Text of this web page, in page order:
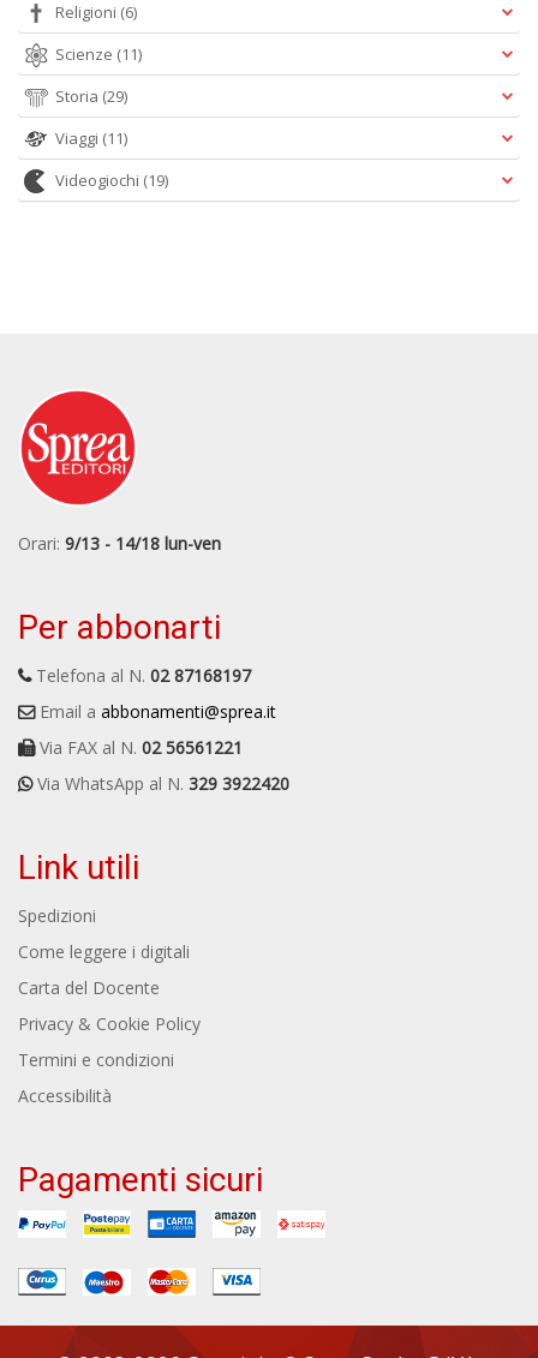
Religioni (6)
Scienze (11)
Storia (29)
Viaggi (11)
Videogiochi (19)
Orari: 9/13 - 14/18 lun-ven
Per abbonarti
Telefona al N. 02 87168197
Email a abbonamenti@sprea.it
Via FAX al N. 02 56561221
Via WhatsApp al N. 329 3922420
Link utili
Spedizioni
Come leggere i digitali
Carta del Docente
Privacy & Cookie Policy
Termini e condizioni
Accessibilità
Pagamenti sicuri